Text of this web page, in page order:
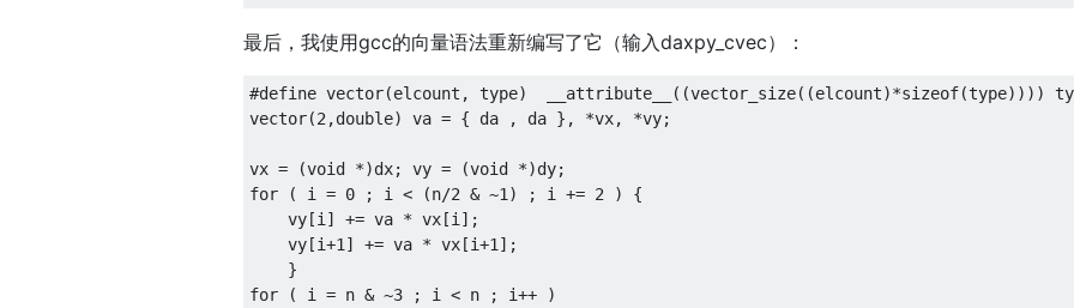
最后，我使用gcc的向量语法重新编写了它（输入daxpy_cvec）：
#define vector(elcount , type)
  __attribute__
((vector_size((elcount)*sizeof(type))))
vector(2 ,double) va = { da , da }, *vx, *vy;
vx = (void *)dx; vy = (void *)dy;
for
( i = 0 ; i < (n/2 & ~1 ) ; i += 2 )
{
    vy
[i ] += va * vx[i ];
    vy
[i+1 ] += va * vx[i+1 ];
}
for
( i = n & ~3 ; i < n ; i++
)